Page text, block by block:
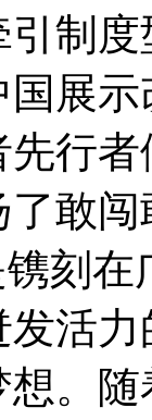
制
展
行
敢
刻
活
。